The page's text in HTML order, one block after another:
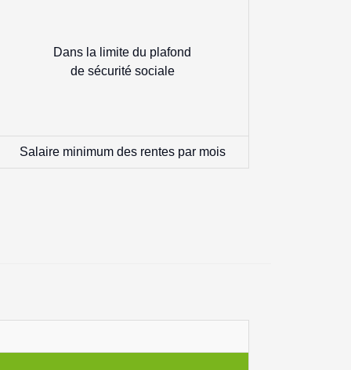
Dans la limite du plafond
de sécurité sociale
Salaire minimum des rentes par mois